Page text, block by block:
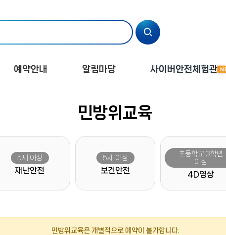
예약안내 알림마당 사이버안전체험관
민방위교육
5세 이상
재난안전
5세 이상
보건안전
초등학교 3학년
이상
4D영상
민방위교육은 개별적으로 예약이 불가합니다.